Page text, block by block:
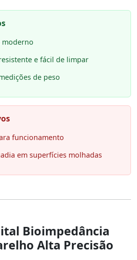
moderno
e fácil de limpar
de peso
funcionamento
em superfícies molhadas
Bioimpedância
Alta Precisão